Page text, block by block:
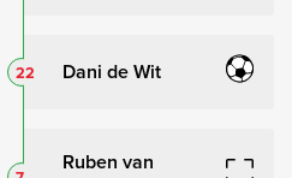
Dani de Wit
22
Ruben van